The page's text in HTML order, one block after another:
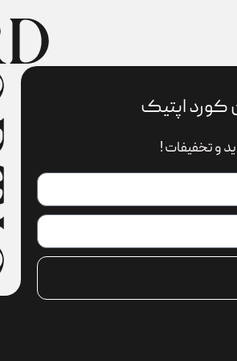
کورد اپتیک
و تخفیفات !